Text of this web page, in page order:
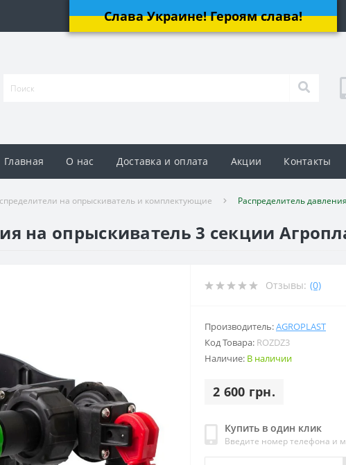
Слава Украине! Героям слава!
Главная О нас Доставка и оплата Акции Контакты
на опрыскиватель и комплектующие Распределитель
на опрыскиватель 3 секции
Отзывы: (0)
Производитель:AGROPLAST
Код Товара: ROZDZ3
Наличие: В наличии
2 600 грн.
Купить в один клик
Введите номер телефона и